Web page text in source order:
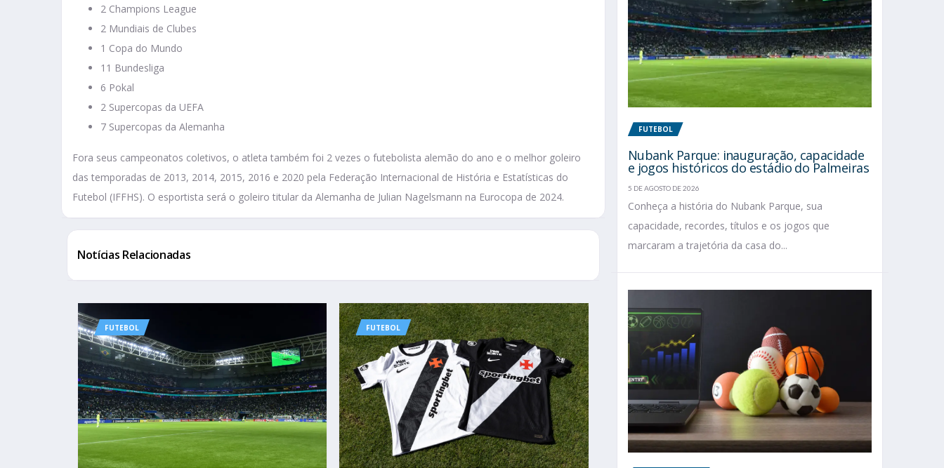
2 Champions League
2 Mundiais de Clubes
1 Copa do Mundo
11 Bundesliga
6 Pokal
2 Supercopas da UEFA
7 Supercopas da Alemanha
Fora seus campeonatos coletivos, o atleta também foi 2 vezes o futebolista alemão do ano e o melhor goleiro
das temporadas de 2013, 2014, 2015, 2016 e 2020 pela Federação Internacional de História e Estatísticas do
Futebol (IFFHS). O esportista será o goleiro titular da Alemanha de Julian Nagelsmann na Eurocopa de 2024.
Notícias Relacionadas
FUTEBOL FUTEBOL
FUTEBOL
Nubank Parque: inauguração, capacidade
e jogos históricos do estádio do Palmeiras
5 DE AGOSTO DE 2026
Conheça a história do Nubank Parque, sua
capacidade, recordes, títulos e os jogos que
marcaram a trajetória da casa do...